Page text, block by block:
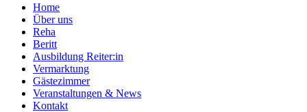
Home
Über uns
Reha
Beritt
Ausbildung Reiter:in
Vermarktung
Gästezimmer
Veranstaltungen & News
Kontakt